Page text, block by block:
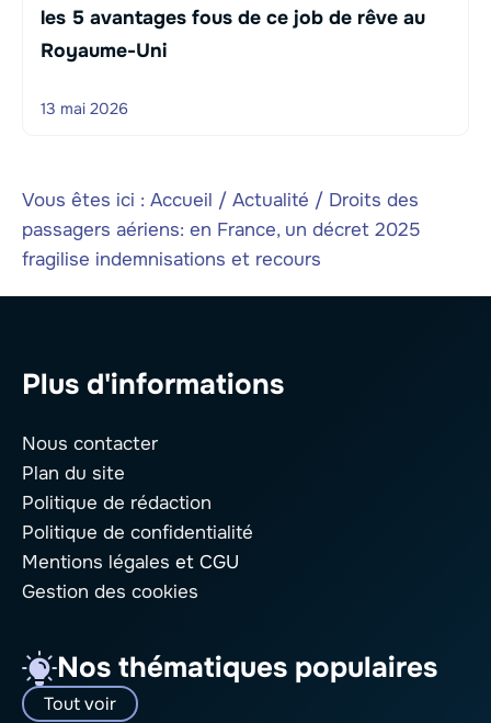
les 5 avantages fous de ce job de rêve au
Royaume-Uni
13 mai 2026
Vous êtes ici : Accueil / Actualité / Droits des
passagers aériens: en France, un décret 2025
fragilise indemnisations et recours
Plus d'informations
Nous contacter
Plan du site
Politique de rédaction
Politique de confidentialité
Mentions légales et CGU
Gestion des cookies
Nos thématiques populaires
Tout voir